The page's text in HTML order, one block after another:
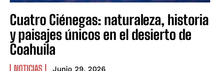
Cuatro Ciénegas: naturaleza, historia
y paisajes únicos en el desierto de
Coahuila
NOTICIAS Junio 29, 2026